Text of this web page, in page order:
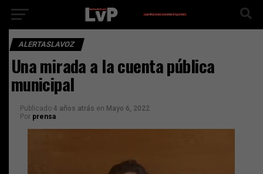
ALERTASLAVOZ
Una mirada a la cuenta pública
municipal
Publicado 4 años atrás en Mayo 6, 2022
Por prensa